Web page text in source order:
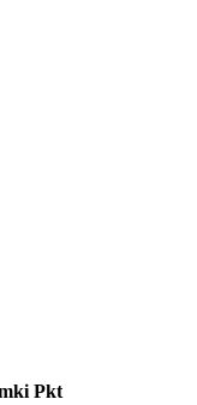
Pkt